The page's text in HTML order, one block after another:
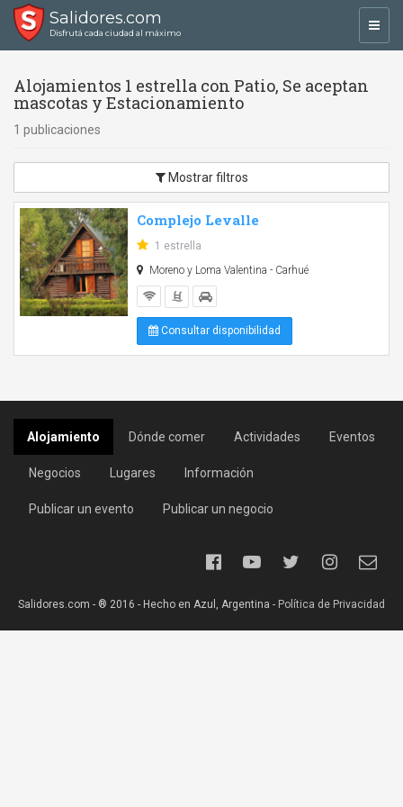
Salidores.com
Disfrutá cada ciudad al máximo
Alojamientos 1 estrella con Patio, Se aceptan
mascotas y Estacionamiento
1 publicaciones
Mostrar filtros
Complejo Levalle
1 estrella
Moreno y Loma Valentina - Carhué
Consultar disponibilidad
Alojamiento Dónde comer Actividades Eventos
Negocios Lugares Información
Publicar un evento Publicar un negocio
Salidores.com - ® 2016 - Hecho en Azul, Argentina - Política de Privacidad